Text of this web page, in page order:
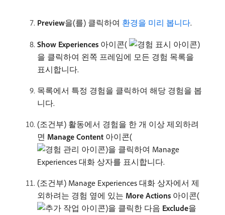
Preview​을(를) 클릭하여 환경을 미리 봅니다.
Show Experiences 아이콘(
)
을 클릭하여 왼쪽 프레임에 모든 경험 목록을
표시합니다.
목록에서 특정 경험을 클릭하여 해당 경험을 봅
니다.
(조건부) 활동에서 경험을 한 개 이상 제외하려
면 Manage Content 아이콘(
)을 클릭하여 Manage
Experiences 대화 상자를 표시합니다.
(조건부) Manage Experiences 대화 상자에서 제
외하려는 경험 옆에 있는 More Actions 아이콘(
)을 클릭한 다음 Exclude​을